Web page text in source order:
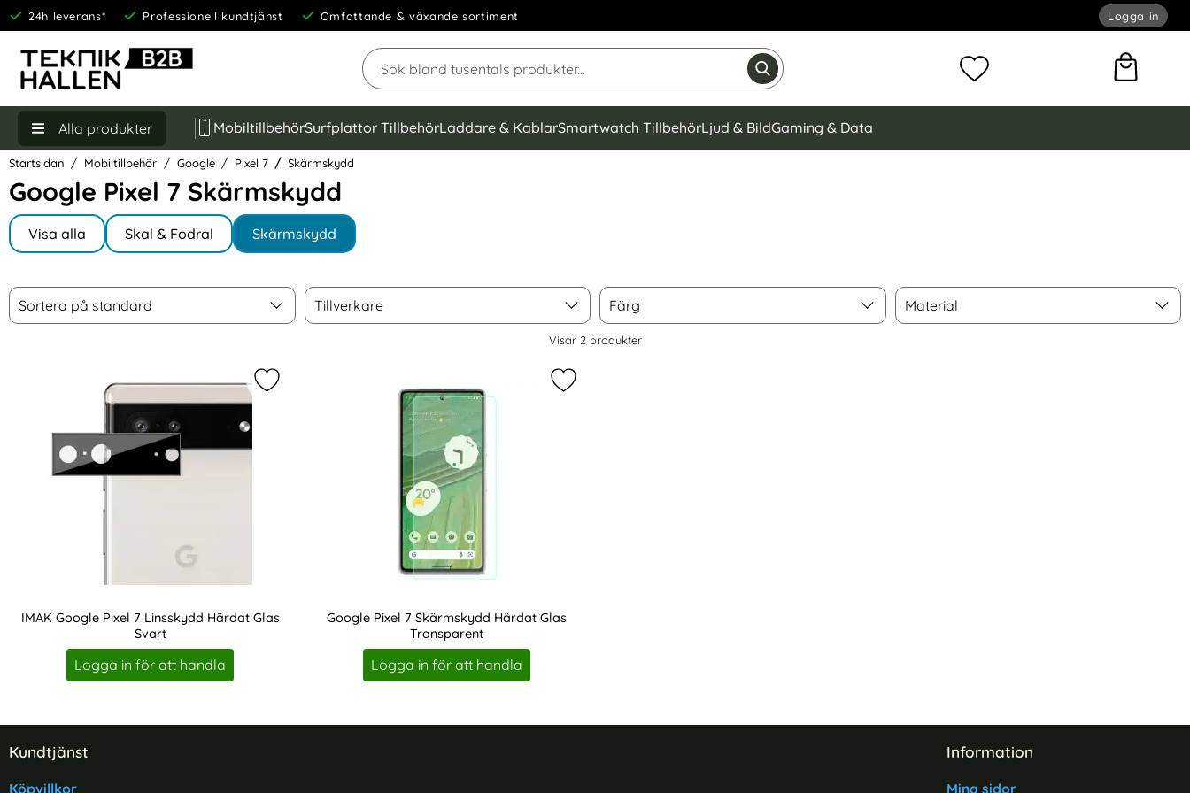
24h leverans* Professionell kundtjänst Omfattande & växande sortiment Logga in
Sök
Sök på Narse Group AB Genomför sökning Mina favoriter
Alla produkter MobiltillbehörSurfplattor TillbehörLaddare & KablarSmartwatch TillbehörLjud & BildGaming & Data
Startsidan Mobiltillbehör Google Pixel 7 Skärmskydd
Google Pixel 7 Skärmskydd
Hoppa
produkter
Underkategorier
Visa alla
I Pixel 7 Skal & Fodral Skärmskydd
Hoppa
över
Filtrera & sortera
Sortera
Sortera på standard
Tillverkare
Tillverkare
Färg
Färg
Material
Material
Visar 2 produkter
IMAK Google Pixel 7 Linsskydd Härdat Glas
Svart
Art. nr 213790
Logga in för att handla
Markera iMAK Google Pixel 7 Linsskydd Härdat Glas Svart som favorit
Google Pixel 7 Skärmskydd Härdat Glas
Transparent
Art. nr 213810
Logga in för att handla
Markera google Pixel 7 Skärmskydd Härdat Glas Transparent som favorit
Sidfot Blandad info och länkar
Kundtjänst
Köpvillkor
Information
Mina sidor